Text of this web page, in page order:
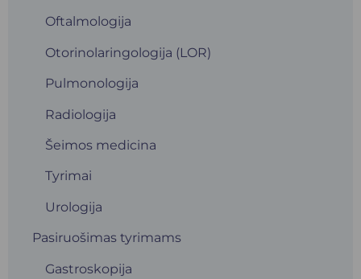
Oftalmologija
Otorinolaringologija (LOR)
Pulmonologija
Radiologija
Šeimos medicina
Tyrimai
Urologija
Pasiruošimas tyrimams
Gastroskopija